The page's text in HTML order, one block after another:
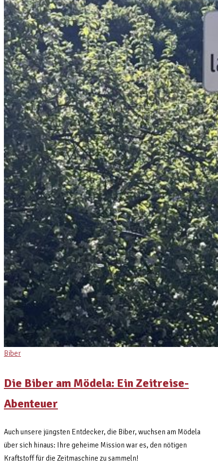
Biber
Die Biber am Mödela: Ein Zeitreise-
Abenteuer
Auch unsere jüngsten Entdecker, die Biber, wuchsen am Mödela
über sich hinaus: Ihre geheime Mission war es, den nötigen
Kraftstoff für die Zeitmaschine zu sammeln!